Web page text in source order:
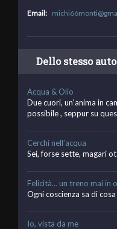
Email:
Dello stesso
Acqua & Olio
Due cuori, un'anima in
possibile , seppur su
Cerchi nell’acqua
Sei, forse sette, magari
Felicità… un treno mai in
Ogni coscienza sa di
Io, vista da me